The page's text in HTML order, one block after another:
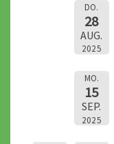
DO.
28
AUG.
2025
MO.
15
SEP.
2025